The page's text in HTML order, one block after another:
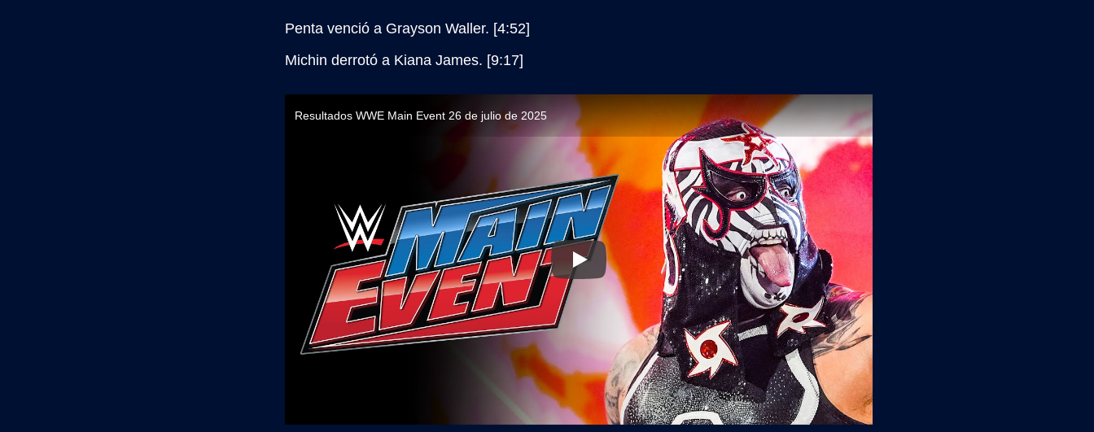
Penta venció a Grayson Waller. [4:52]
Michin derrotó a Kiana James. [9:17]
Resultados WWE Main Event 26 de julio de 2025